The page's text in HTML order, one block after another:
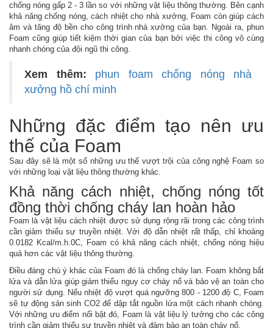
chống nóng gấp 2 - 3 lần so với những vật liệu thông thường. Bên cạnh
khả năng chống nóng, cách nhiệt cho nhà xưởng, Foam còn giúp cách
âm và tăng độ bền cho công trình nhà xưởng của bạn. Ngoài ra, phun
Foam cũng giúp tiết kiệm thời gian của bạn bởi việc thi công vô cùng
nhanh chóng của đội ngũ thi công.
Xem thêm: phun foam chống nóng nhà
xưởng hồ chí minh
Những đặc điểm tạo nên ưu
thế của Foam
Sau đây sẽ là một số những ưu thế vượt trội của công nghệ Foam so
với những loại vật liệu thông thường khác.
Khả năng cách nhiệt, chống nóng tốt
đồng thời chống cháy lan hoàn hảo
Foam là vật liệu cách nhiệt được sử dụng rộng rãi trong các công trình
cần giảm thiểu sự truyền nhiệt. Với độ dẫn nhiệt rất thấp, chỉ khoảng
0.0182 Kcal/m.h.0C, Foam có khả năng cách nhiệt, chống nóng hiệu
quả hơn các vật liệu thông thường.
Điều đáng chú ý khác của Foam đó là chống cháy lan. Foam không bắt
lửa và dẫn lửa giúp giảm thiểu nguy cơ cháy nổ và bảo vệ an toàn cho
người sử dụng. Nếu nhiệt độ vượt quá ngưỡng 800 - 1200 độ C, Foam
sẽ tự động sản sinh CO2 để dập tắt nguồn lửa một cách nhanh chóng.
Với những ưu điểm nổi bật đó, Foam là vật liệu lý tưởng cho các công
trình cần giảm thiểu sự truyền nhiệt và đảm bảo an toàn cháy nổ.